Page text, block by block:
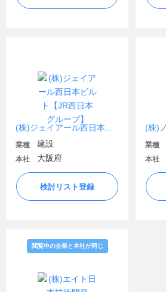
業種 建設
本社 大阪府
検討リスト登録
業種
本社
閲覧中の企業と本社が同じ